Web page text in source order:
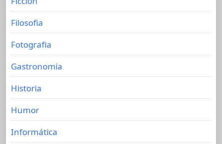
Filosofia
Fotografia
Gastronomia
Historia
Humor
Informática